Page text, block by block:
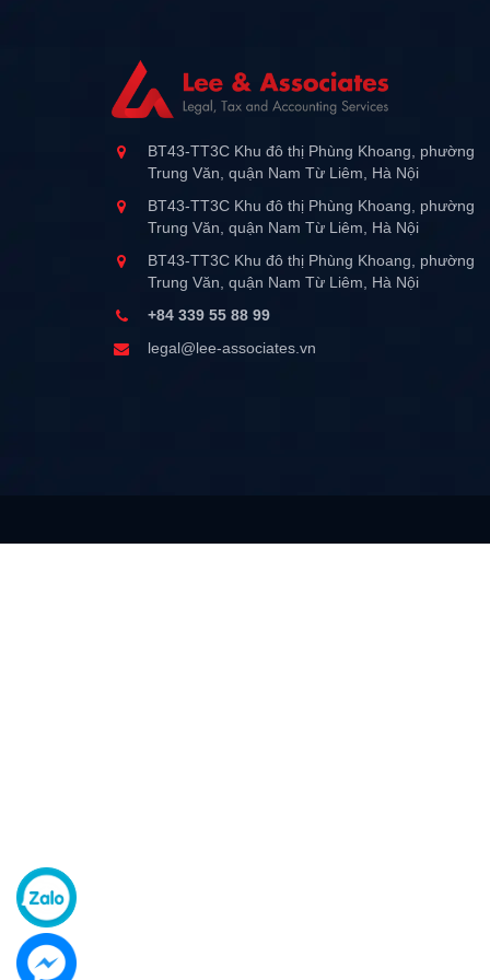
BT43-TT3C Khu đô thị Phùng Khoang, phường
Trung Văn, quận Nam Từ Liêm, Hà Nội
BT43-TT3C Khu đô thị Phùng Khoang, phường
Trung Văn, quận Nam Từ Liêm, Hà Nội
BT43-TT3C Khu đô thị Phùng Khoang, phường
Trung Văn, quận Nam Từ Liêm, Hà Nội
+84 339 55 88 99
legal@lee-associates.vn